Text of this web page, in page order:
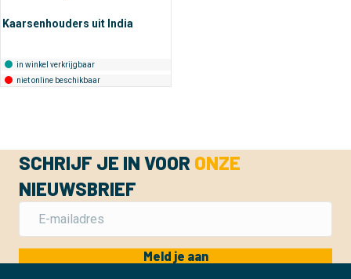
Kaarsenhouders uit India
in winkel verkrijgbaar
niet online beschikbaar
SCHRIJF JE IN VOOR ONZE
NIEUWSBRIEF
Meld je aan